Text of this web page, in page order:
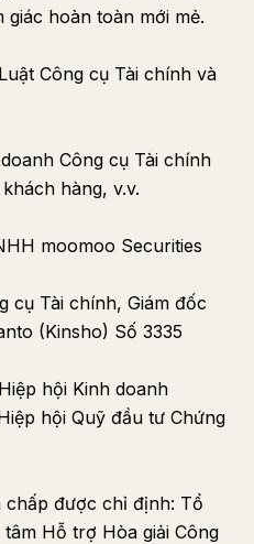
hoàn toàn mới mẻ.
Công cụ Tài chính và
Công cụ Tài chính
hàng, v.v.
moomoo Securities
cụ Tài chính, Giám đốc
(Kinsho) Số 3335
hội Kinh doanh
hội Quỹ đầu tư Chứng
chấp được chỉ định: Tổ
Hỗ trợ Hòa giải Công